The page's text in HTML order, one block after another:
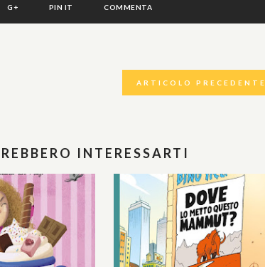
G+ PIN IT COMMENTA
ARTICOLO PRECEDENTE
INTERESSARTI